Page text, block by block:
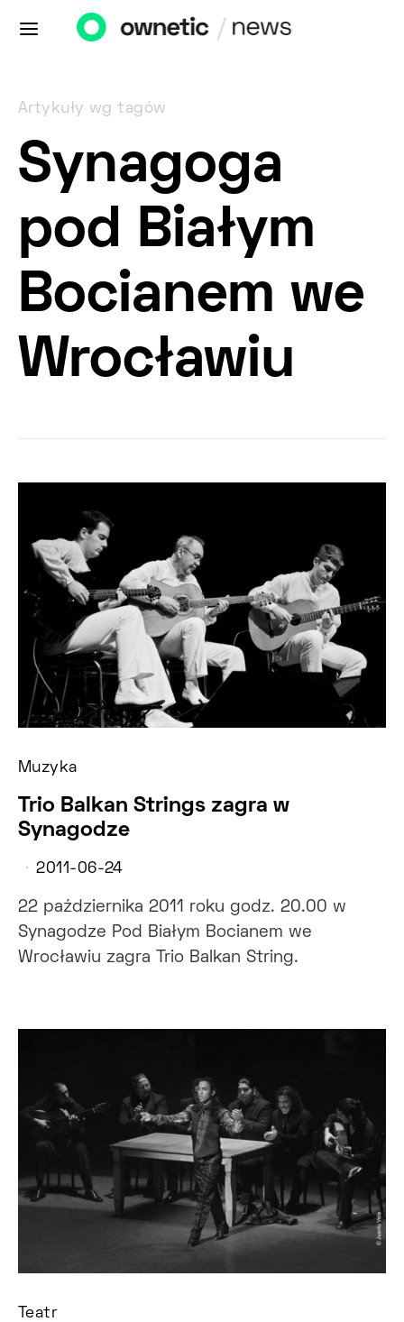
Artykuły wg tagów
Synagoga
pod Białym
Bocianem we
Wrocławiu
Muzyka
Trio Balkan Strings zagra w
Synagodze
2011-06-24
22 października 2011 roku godz. 20.00 w
Synagodze Pod Białym Bocianem we
Wrocławiu zagra Trio Balkan String.
Teatr